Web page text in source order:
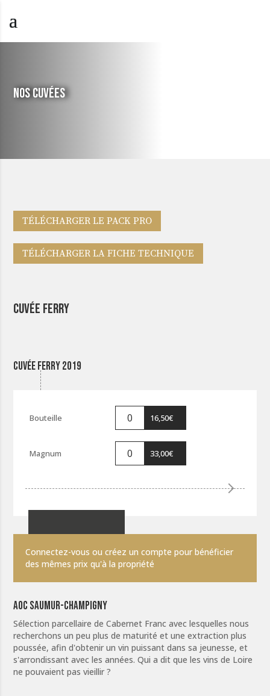
NOS CUVÉES
TÉLÉCHARGER LE PACK PRO
TÉLÉCHARGER LA FICHE TECHNIQUE
Cuvée Ferry
Cuvée Ferry 2019
16,50€
33,00€
Connectez-vous ou créez un compte pour bénéficier
des mêmes prix qu'à la propriété
AOC Saumur-Champigny
Sélection parcellaire de Cabernet Franc avec lesquelles nous
recherchons un peu plus de maturité et une extraction plus
poussée, afin d'obtenir un vin puissant dans sa jeunesse, et
s'arrondissant avec les années. Qui a dit que les vins de Loire
ne pouvaient pas vieillir ?